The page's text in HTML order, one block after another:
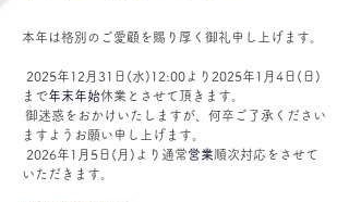
本年は格別のご愛顧を賜り厚く御礼申し上げます。
2025年12月31日(水)12:00より2025年1月4日(日)
まで年末年始休業とさせて頂きます。
御迷惑をおかけいたしますが、何卒ご了承ください
ますようお願い申し上げます。
2026年1月5日(月)より通常営業順次対応をさせて
いただきます。